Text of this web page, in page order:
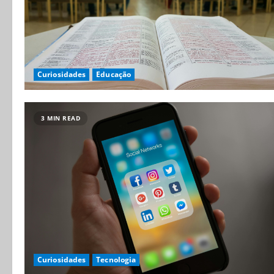
Curiosidades Educação
3 MIN READ
Curiosidades Tecnologia